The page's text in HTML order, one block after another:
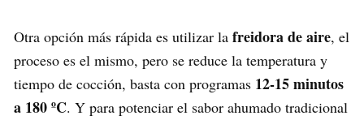
Otra opción más rápida es utilizar la freidora de aire, el
proceso es el mismo, pero se reduce la temperatura y
tiempo de cocción, basta con programas 12-15 minutos
a 180 ºC. Y para potenciar el sabor ahumado tradicional